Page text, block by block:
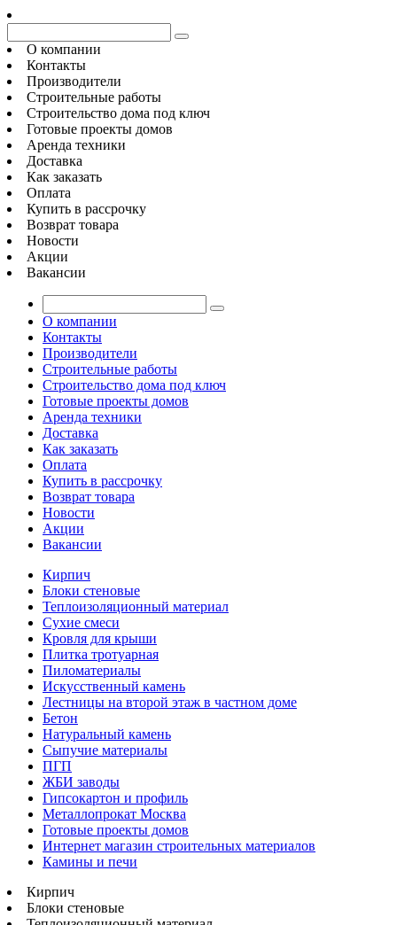
О компании
Контакты
Производители
Строительные работы
Строительство дома под ключ
Готовые проекты домов
Аренда техники
Доставка
Как заказать
Оплата
Купить в рассрочку
Возврат товара
Новости
Акции
Вакансии
О компании
Контакты
Производители
Строительные работы
Строительство дома под ключ
Готовые проекты домов
Аренда техники
Доставка
Как заказать
Оплата
Купить в рассрочку
Возврат товара
Новости
Акции
Вакансии
Кирпич
Блоки стеновые
Теплоизоляционный материал
Сухие смеси
Кровля для крыши
Плитка тротуарная
Пиломатериалы
Искусственный камень
Лестницы на второй этаж в частном доме
Бетон
Натуральный камень
Сыпучие материалы
ПГП
ЖБИ заводы
Гипсокартон и профиль
Металлопрокат Москва
Готовые проекты домов
Интернет магазин строительных материалов
Камины и печи
Кирпич
Блоки стеновые